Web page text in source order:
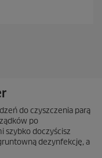
do czyszczenia parą
po
szybko doczyścisz
dezynfekcję, a